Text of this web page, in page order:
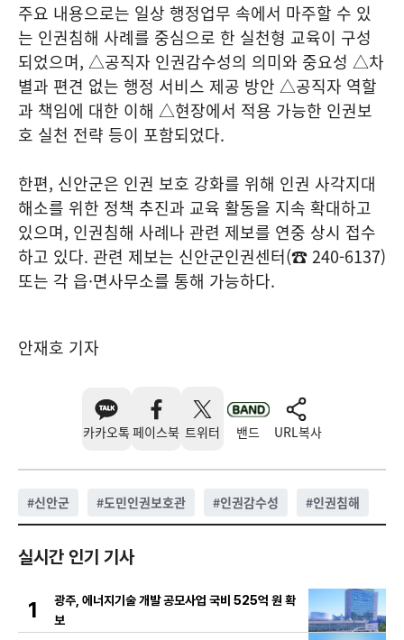
주요 내용으로는 일상 행정업무 속에서 마주할 수 있
는 인권침해 사례를 중심으로 한 실천형 교육이 구성
되었으며, △공직자 인권감수성의 의미와 중요성 △차
별과 편견 없는 행정 서비스 제공 방안 △공직자 역할
과 책임에 대한 이해 △현장에서 적용 가능한 인권보
호 실천 전략 등이 포함되었다.
한편, 신안군은 인권 보호 강화를 위해 인권 사각지대
해소를 위한 정책 추진과 교육 활동을 지속 확대하고
있으며, 인권침해 사례나 관련 제보를 연중 상시 접수
하고 있다. 관련 제보는 신안군인권센터(☎ 240-6137)
또는 각 읍·면사무소를 통해 가능하다.
안재호 기자
카카오톡 페이스북 트위터 밴드 URL복사
#신안군 #도민인권보호관 #인권감수성 #인권침해
실시간 인기 기사
1
광주, 에너지기술 개발 공모사업 국비 525억 원 확
보